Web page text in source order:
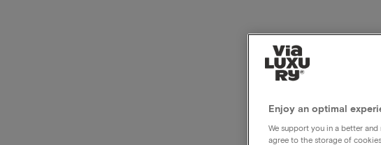
4
Enjoy an optimal
We support you in a better
agree to the storage of